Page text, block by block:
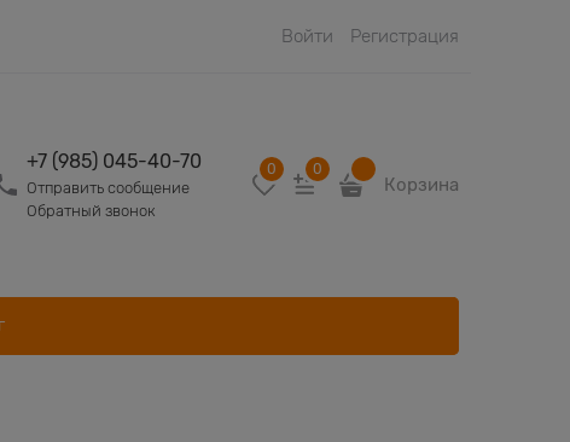
Войти Регистрация
+7 (985) 045-40-70
Отправить сообщение
Обратный звонок
0 0
Корзина